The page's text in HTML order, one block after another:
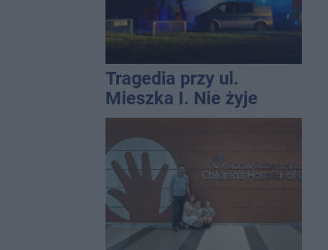
Tragedia przy ul.
Mieszka I. Nie żyje
osoba, która wypadła z
czwartego piętra